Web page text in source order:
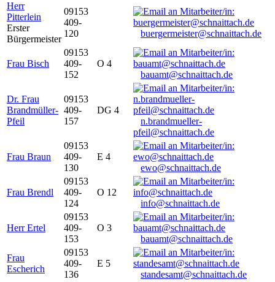
Herr
Pitterlein
Erster
Bürgermeister
09153
409-
120
buergermeister@schnaittach.de
Frau Bisch
09153
409-
152
O 4
bauamt@schnaittach.de
Dr. Frau
Brandmüller-
Pfeil
09153
409-
157
DG 4
n.brandmueller-
pfeil@schnaittach.de
Frau Braun
09153
409-
130
E 4
ewo@schnaittach.de
Frau Brendl
09153
409-
124
O 12
info@schnaittach.de
Herr Ertel
09153
409-
153
O 3
bauamt@schnaittach.de
Frau
Escherich
09153
409-
136
E 5
standesamt@schnaittach.de